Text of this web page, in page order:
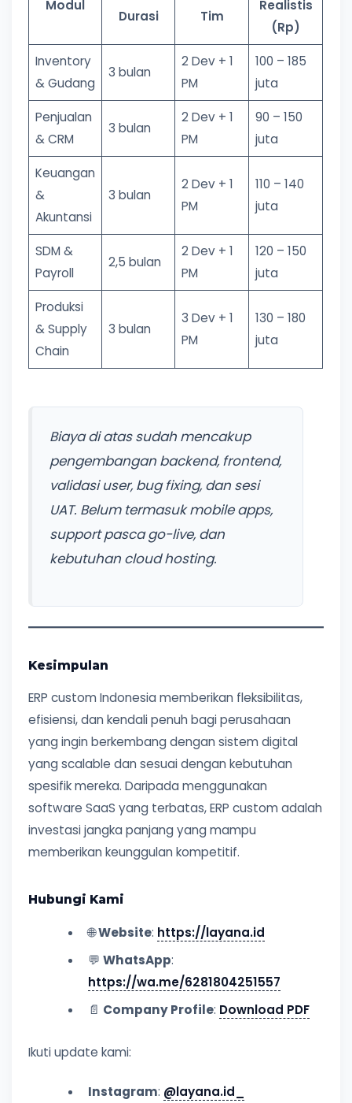
Modul
Durasi
Tim
Realistis
(Rp)
Inventory
& Gudang
3 bulan
2 Dev + 1
PM
100 – 185
juta
Penjualan
& CRM
3 bulan
2 Dev + 1
PM
90 – 150
juta
Keuangan
&
Akuntansi
3 bulan
2 Dev + 1
PM
110 – 140
juta
SDM &
Payroll
2,5 bulan
2 Dev + 1
PM
120 – 150
juta
Produksi
& Supply
Chain
3 bulan
3 Dev + 1
PM
130 – 180
juta
Biaya di atas sudah mencakup
pengembangan backend, frontend,
validasi user, bug fixing, dan sesi
UAT. Belum termasuk mobile apps,
support pasca go-live, dan
kebutuhan cloud hosting.
Kesimpulan
ERP custom Indonesia memberikan fleksibilitas,
efisiensi, dan kendali penuh bagi perusahaan
yang ingin berkembang dengan sistem digital
yang scalable dan sesuai dengan kebutuhan
spesifik mereka. Daripada menggunakan
software SaaS yang terbatas, ERP custom adalah
investasi jangka panjang yang mampu
memberikan keunggulan kompetitif.
Hubungi Kami
🌐Website: https://layana.id
💬 WhatsApp:
https://wa.me/6281804251557
📄 Company Profile: Download PDF
Ikuti update kami:
Instagram: @layana.id_